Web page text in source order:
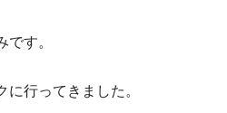
す。
行ってきました。